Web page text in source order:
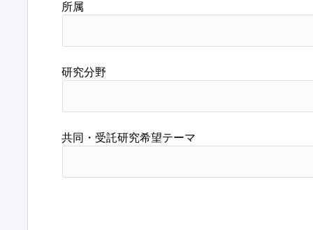
所属
研究分野
共同・受託研究希望テーマ